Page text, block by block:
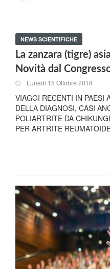
NEWS SCIENTIFICHE
La zanzara (tigre)
Novità dal
Lunedi 15 Ottobre 2018
VIAGGI RECENTI IN PAESI
DELLA DIAGNOSI, CASI
POLIARTRITE DA
PER ARTRITE